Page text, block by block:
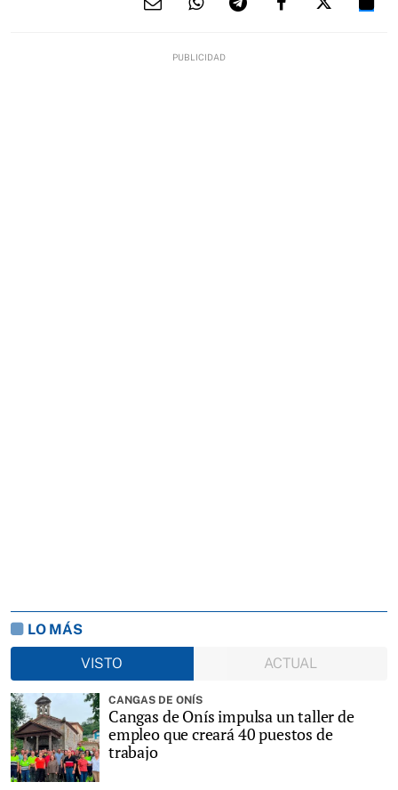
LO MÁS
VISTO
ACTUAL
CANGAS DE ONÍS
Cangas de Onís impulsa un taller de
empleo que creará 40 puestos de
trabajo